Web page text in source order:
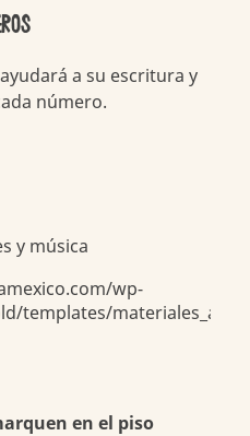
a su escritura y
número.
y música
en el piso